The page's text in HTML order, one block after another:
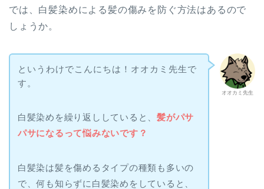
では、白髪染めによる髪の傷みを防ぐ方法はあるので
しょうか。
オオカミ先生
というわけでこんにちは！オオカミ先生で
す。
白髪染めを繰り返ししていると、髪がパサ
パサになるって悩みないです？
白髪染は髪を傷めるタイプの種類も多いの
で、何も知らずに白髪染めをしていると、